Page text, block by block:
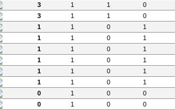
3 1 1 0
3 1 1 0
1 1 0 1
1 1 0 1
1 1 0 1
1 1 0 1
1 1 0 1
1 1 0 1
0 1 0 0
0 1 0 0